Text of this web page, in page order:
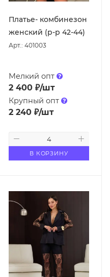
Платье- комбинезон
женский (р-р 42-44)
Арт.: 401003
Мелкий опт
2 400₽/шт
Крупный опт
2 240₽/шт
В КОРЗИНУ